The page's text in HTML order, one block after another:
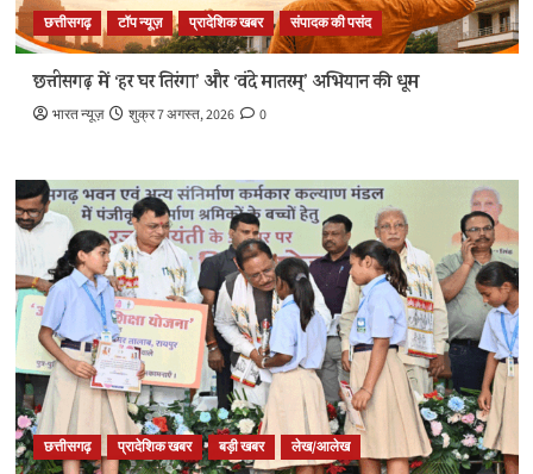
छत्तीसगढ़ टॉप न्यूज़ प्रादेशिक खबर संपादक की पसंद
छत्तीसगढ़ में ‘हर घर तिरंगा’ और ‘वंदे मातरम्’ अभियान की धूम
भारत न्यूज़ शुक्र 7 अगस्त, 2026 0
छत्तीसगढ़ प्रादेशिक खबर बड़ी खबर लेख/आलेख